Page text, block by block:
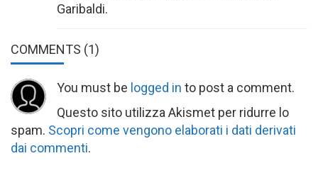
Garibaldi.
COMMENTS (1)
You must be logged in to post a comment.
Questo sito utilizza Akismet per ridurre lo
spam. Scopri come vengono elaborati i dati derivati
dai commenti.